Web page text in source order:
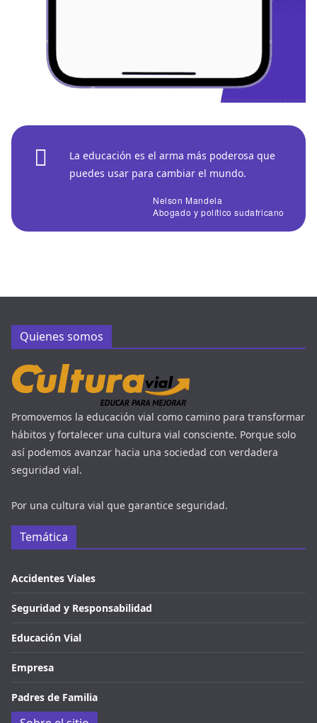
La educación es el arma más poderosa que
puedes usar para cambiar el mundo.
Nelson Mandela
Abogado y político sudafricano
Quienes somos
Promovemos la educación vial como camino para transformar
hábitos y fortalecer una cultura vial consciente. Porque solo
así podemos avanzar hacia una sociedad con verdadera
seguridad vial.
Por una cultura vial que garantice seguridad.
Temática
Accidentes Viales
Seguridad y Responsabilidad
Educación Vial
Empresa
Padres de Familia